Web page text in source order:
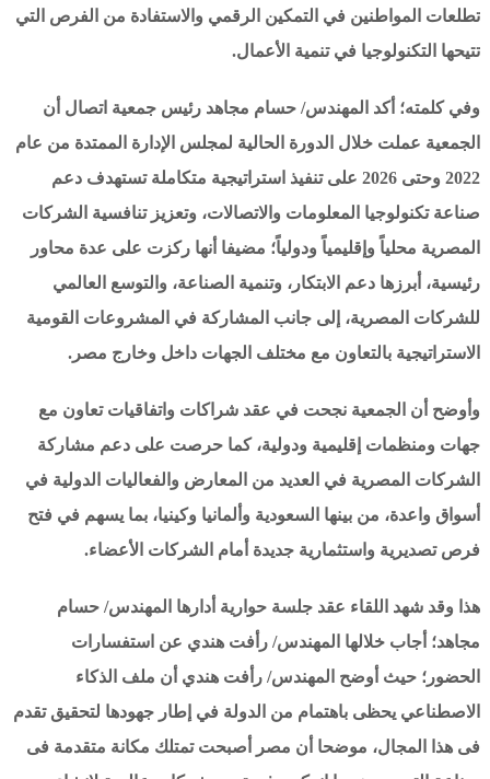
تطلعات المواطنين في التمكين الرقمي والاستفادة من الفرص التي
تتيحها التكنولوجيا في تنمية الأعمال.
وفي كلمته؛ أكد المهندس/ حسام مجاهد رئيس جمعية اتصال أن
الجمعية عملت خلال الدورة الحالية لمجلس الإدارة الممتدة من عام
2022 وحتى 2026 على تنفيذ استراتيجية متكاملة تستهدف دعم
صناعة تكنولوجيا المعلومات والاتصالات، وتعزيز تنافسية الشركات
المصرية محلياً وإقليمياً ودولياً؛ مضيفا أنها ركزت على عدة محاور
رئيسية، أبرزها دعم الابتكار، وتنمية الصناعة، والتوسع العالمي
للشركات المصرية، إلى جانب المشاركة في المشروعات القومية
الاستراتيجية بالتعاون مع مختلف الجهات داخل وخارج مصر.
وأوضح أن الجمعية نجحت في عقد شراكات واتفاقيات تعاون مع
جهات ومنظمات إقليمية ودولية، كما حرصت على دعم مشاركة
الشركات المصرية في العديد من المعارض والفعاليات الدولية في
أسواق واعدة، من بينها السعودية وألمانيا وكينيا، بما يسهم في فتح
فرص تصديرية واستثمارية جديدة أمام الشركات الأعضاء.
هذا وقد شهد اللقاء عقد جلسة حوارية أدارها المهندس/ حسام
مجاهد؛ أجاب خلالها المهندس/ رأفت هندي عن استفسارات
الحضور؛ حيث أوضح المهندس/ رأفت هندي أن ملف الذكاء
الاصطناعي يحظى باهتمام من الدولة في إطار جهودها لتحقيق تقدم
فى هذا المجال، موضحا أن مصر أصبحت تمتلك مكانة متقدمة فى